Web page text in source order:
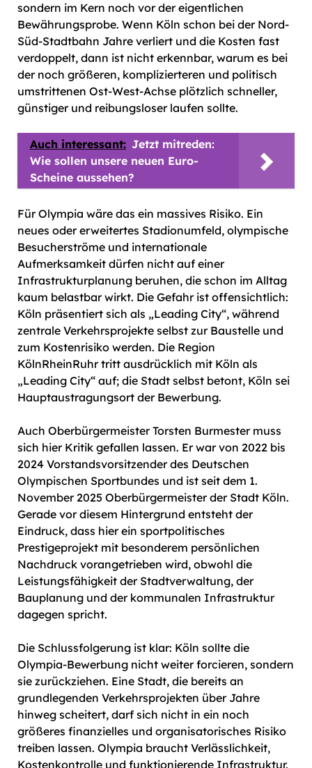
sondern im Kern noch vor der eigentlichen
Bewährungsprobe. Wenn Köln schon bei der Nord-
Süd-Stadtbahn Jahre verliert und die Kosten fast
verdoppelt, dann ist nicht erkennbar, warum es bei
der noch größeren, komplizierteren und politisch
umstrittenen Ost-West-Achse plötzlich schneller,
günstiger und reibungsloser laufen sollte.
Auch interessant: Jetzt mitreden:
Wie sollen unsere neuen Euro-
Scheine aussehen?
Für Olympia wäre das ein massives Risiko. Ein
neues oder erweitertes Stadionumfeld, olympische
Besucherströme und internationale
Aufmerksamkeit dürfen nicht auf einer
Infrastrukturplanung beruhen, die schon im Alltag
kaum belastbar wirkt. Die Gefahr ist offensichtlich:
Köln präsentiert sich als „Leading City“, während
zentrale Verkehrsprojekte selbst zur Baustelle und
zum Kostenrisiko werden. Die Region
KölnRheinRuhr tritt ausdrücklich mit Köln als
„Leading City“ auf; die Stadt selbst betont, Köln sei
Hauptaustragungsort der Bewerbung.
Auch Oberbürgermeister Torsten Burmester muss
sich hier Kritik gefallen lassen. Er war von 2022 bis
2024 Vorstandsvorsitzender des Deutschen
Olympischen Sportbundes und ist seit dem 1.
November 2025 Oberbürgermeister der Stadt Köln.
Gerade vor diesem Hintergrund entsteht der
Eindruck, dass hier ein sportpolitisches
Prestigeprojekt mit besonderem persönlichen
Nachdruck vorangetrieben wird, obwohl die
Leistungsfähigkeit der Stadtverwaltung, der
Bauplanung und der kommunalen Infrastruktur
dagegen spricht.
Die Schlussfolgerung ist klar: Köln sollte die
Olympia-Bewerbung nicht weiter forcieren, sondern
sie zurückziehen. Eine Stadt, die bereits an
grundlegenden Verkehrsprojekten über Jahre
hinweg scheitert, darf sich nicht in ein noch
größeres finanzielles und organisatorisches Risiko
treiben lassen. Olympia braucht Verlässlichkeit,
Kostenkontrolle und funktionierende Infrastruktur.